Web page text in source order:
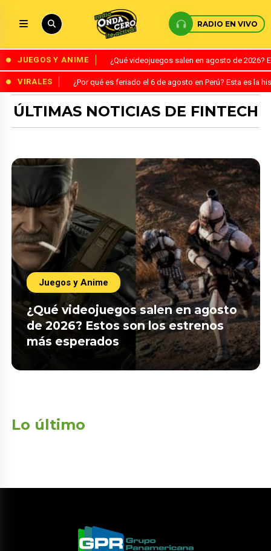
RADIO EN VIVO
JUEGOS Y ANIME ¿Qué videojuegos salen en agosto de
VIRALES ¿Por qué es feriado el 6 de agosto en Perú? Esta es la
ÚLTIMAS NOTICIAS DE FINTECH
Juegos y Anime
¿Qué videojuegos salen en agosto
de 2026? Estos son los estrenos
más esperados
Lo último